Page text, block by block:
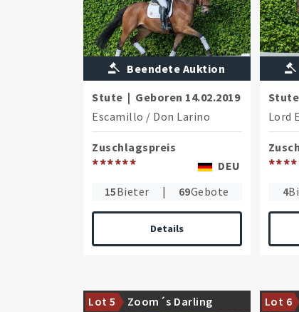
Beendete Auktion
Stute | Geboren 14.02.2019
Escamillo / Don Larino
Zuschlagspreis
******
DEU
15Bieter | 69Gebote
Details
Stute
Lord
4
Lot 5 Zoom´s Darling
Interessantes Nachwuchstalent mit
Turniererfolgen
Lot 6
Top